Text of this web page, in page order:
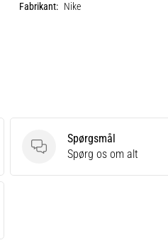
Fabrikant: Nike
Spørgsmål
Spørgsmål
Spørg os om alt